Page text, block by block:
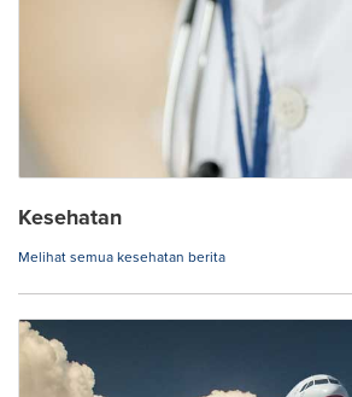
Kesehatan
Melihat semua kesehatan berita